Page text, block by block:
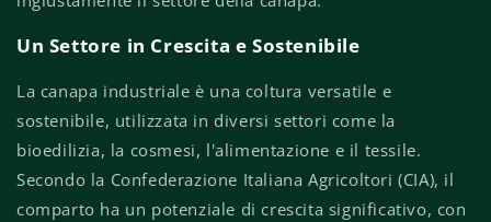
Un Settore in Crescita e Sostenibile
La canapa industriale è una coltura versatile e
sostenibile, utilizzata in diversi settori come la
bioedilizia, la cosmesi, l'alimentazione e il tessile.
Secondo la Confederazione Italiana Agricoltori (CIA), il
comparto ha un potenziale di crescita significativo, con